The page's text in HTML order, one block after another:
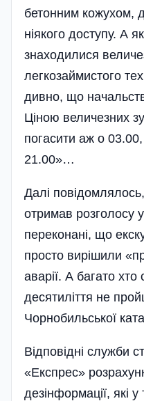
бетонним кожухом,
ніякого доступу. А
знаходилися
легкозаймистого
дивно, що
Ціною величезних
погасити аж о
21.00»…
Далі
отримав розголосу у
переконані, що
просто вирішили
аварії. А багато
десятиліття не
Чорнобильської
Відповідні служби
«Експрес»
дезінформації, які у